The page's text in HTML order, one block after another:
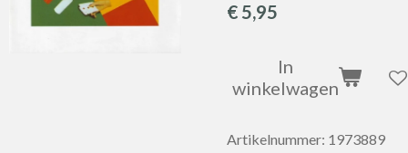
€ 5,95
In
winkelwagen
Artikelnummer: 1973889